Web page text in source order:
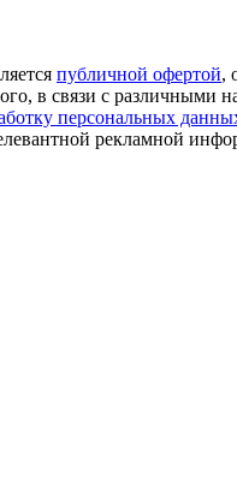
публичной офертой,
в связи с различными
персональных
рекламной